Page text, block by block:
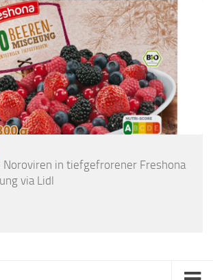
Noroviren in tiefgefrorener Freshona
via Lidl